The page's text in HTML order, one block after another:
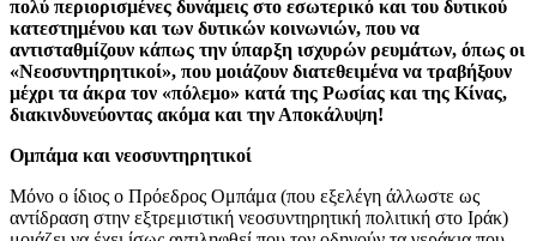
πολύ περιορισμένες δυνάμεις στο εσωτερικό και του δυτικού
κατεστημένου και των δυτικών κοινωνιών, που να
αντισταθμίζουν κάπως την ύπαρξη ισχυρών ρευμάτων, όπως οι
«Νεοσυντηρητικοί», που μοιάζουν διατεθειμένα να τραβήξουν
μέχρι τα άκρα τον «πόλεμο» κατά της Ρωσίας και της Κίνας,
διακινδυνεύοντας ακόμα και την Αποκάλυψη!
Ομπάμα και νεοσυντηρητικοί
Μόνο ο ίδιος ο Πρόεδρος Ομπάμα (που εξελέγη άλλωστε ως
αντίδραση στην εξτρεμιστική νεοσυντηρητική πολιτική στο Ιράκ)